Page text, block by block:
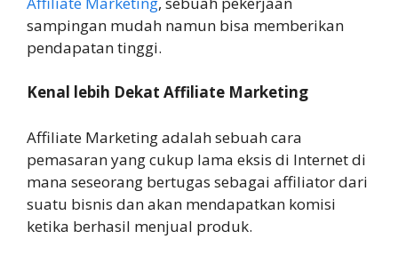
sampingan mudah namun bisa memberikan
pendapatan tinggi.
Kenal lebih Dekat Affiliate Marketing
Affiliate Marketing adalah sebuah cara
pemasaran yang cukup lama eksis di Internet di
mana seseorang bertugas sebagai affiliator dari
suatu bisnis dan akan mendapatkan komisi
ketika berhasil menjual produk.